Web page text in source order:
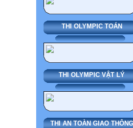
THI OLYMPIC TOÁN
THI OLYMPIC VẬT LÝ
THI AN TOÀN GIAO THÔNG